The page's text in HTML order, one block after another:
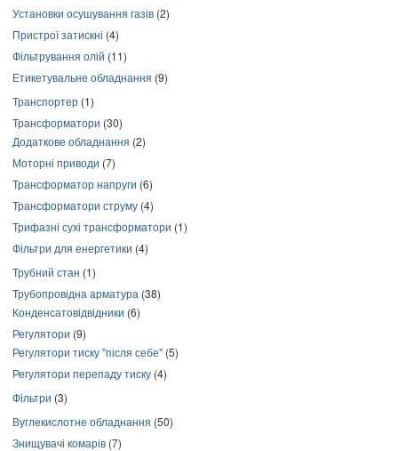
Установки осушування газів (2)
Пристрої затискні (4)
Фільтрування олій (11)
Етикетувальне обладнання (9)
Транспортер (1)
Трансформатори (30)
Додаткове обладнання (2)
Моторні приводи (7)
Трансформатор напруги (6)
Трансформатори струму (4)
Трифазні сухі трансформатори (1)
Фільтри для енергетики (4)
Трубний стан (1)
Трубопровідна арматура (38)
Конденсатовідвідники (6)
Регулятори (9)
Регулятори тиску "після себе" (5)
Регулятори перепаду тиску (4)
Фільтри (3)
Вуглекислотне обладнання (50)
Знищувачі комарів (7)